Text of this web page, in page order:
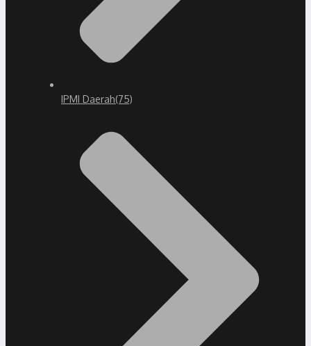
IPMI Daerah(75)